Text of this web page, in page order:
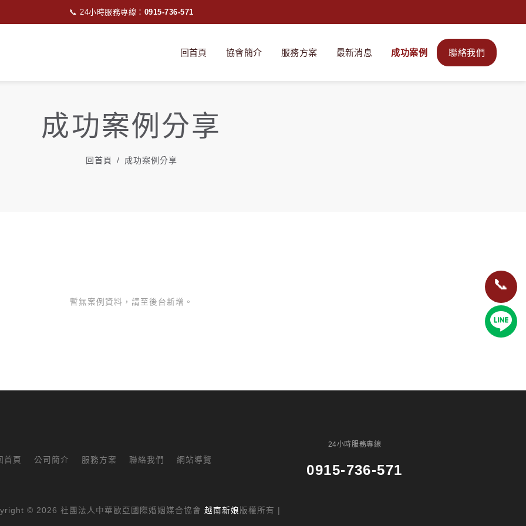
📞 24小時服務專線： 0915-736-571
回首頁 協會簡介 服務方案 最新消息 成功案例 聯絡我們
成功案例分享
回首頁 成功案例分享
暫無案例資料，請至後台新增。
首頁 公司簡介 服務方案 聯絡我們 網站導覽
24小時服務專線
0915-736-571
© 2026 社團法人中華歐亞國際婚姻媒合協會 越南新娘 版權所有 |
📞